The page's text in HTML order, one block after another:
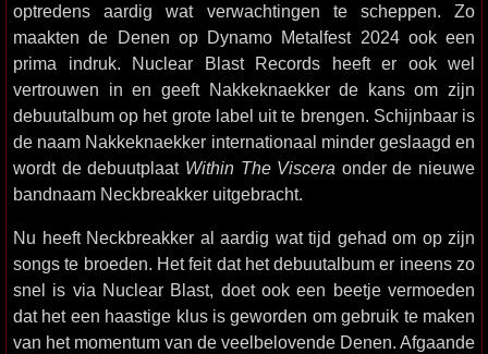
optredens aardig wat verwachtingen te scheppen. Zo
maakten de Denen op Dynamo Metalfest 2024 ook een
prima indruk. Nuclear Blast Records heeft er ook wel
vertrouwen in en geeft Nakkeknaekker de kans om zijn
debuutalbum op het grote label uit te brengen. Schijnbaar is
de naam Nakkeknaekker internationaal minder geslaagd en
wordt de debuutplaat Within The Viscera onder de nieuwe
bandnaam Neckbreakker uitgebracht.
Nu heeft Neckbreakker al aardig wat tijd gehad om op zijn
songs te broeden. Het feit dat het debuutalbum er ineens zo
snel is via Nuclear Blast, doet ook een beetje vermoeden
dat het een haastige klus is geworden om gebruik te maken
van het momentum van de veelbelovende Denen. Afgaande